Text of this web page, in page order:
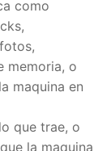
como
memoria, o
maquina en
que trae, o
la maquina